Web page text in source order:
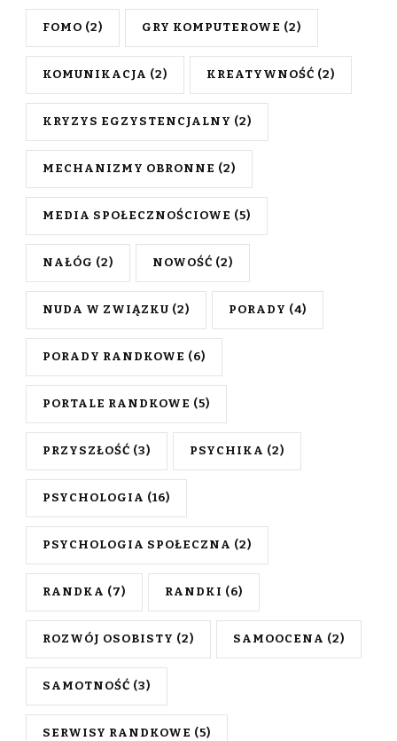
FOMO (2) GRY KOMPUTEROWE (2)
KOMUNIKACJA (2) KREATYWNOŚĆ (2)
KRYZYS EGZYSTENCJALNY (2)
MECHANIZMY OBRONNE (2)
MEDIA SPOŁECZNOŚCIOWE (5)
NAŁÓG (2) NOWOŚĆ (2)
NUDA W ZWIĄZKU (2) PORADY (4)
PORADY RANDKOWE (6)
PORTALE RANDKOWE (5)
PRZYSZŁOŚĆ (3) PSYCHIKA (2)
PSYCHOLOGIA (16)
PSYCHOLOGIA SPOŁECZNA (2)
RANDKA (7) RANDKI (6)
ROZWÓJ OSOBISTY (2) SAMOOCENA (2)
SAMOTNOŚĆ (3)
SERWISY RANDKOWE (5)